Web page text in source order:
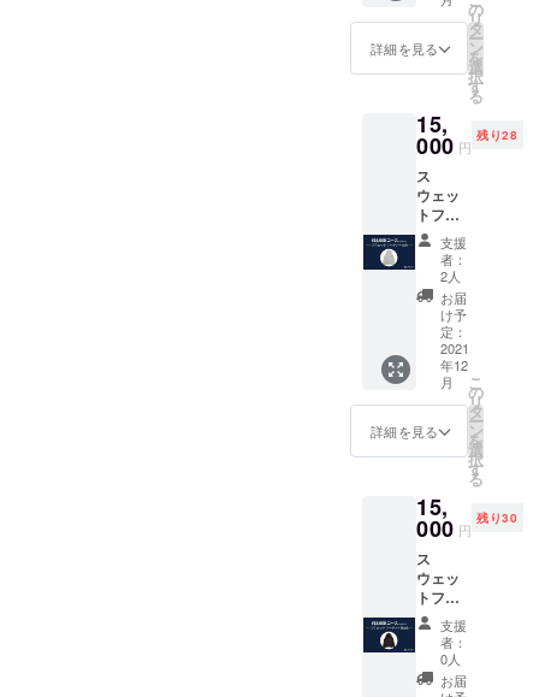
サイト
に支援
してい
支援
時、必
欄にご
希望の
お名前
をご記
入くだ
さい。
（※ニッ
クネー
ム可）
M, L, XL
サイズ
表をご
UEから
感謝の
セージ
付きの
ポスト
カード
●LOVL
UEオ
フィ
シャル
サイト
に支援
してい
ただい
た方の
名前 ※
欄にご
希望の
をご記
入くだ
さい。
（※ニッ
クネー
ム可）
く、
10°Cの
低温で
も暖か
す。 ✔︎
シュリ
ンクフ
リー
（縮ま
ない）
【素
材】
100%
コット
イズ】
S, M, L,
XL サイ
ズ表を
ご確認
くださ
感謝の
メッ
付きの
ポスト
カード
●LOVL
UEオ
フィ
シャル
詳細を見る
の
リ
タ
ー
ン
を
選
択
す
る
15,
000 円
残り28
ス
ウェッ
トフー
ディー
[Ash] ✔︎
ユニ
セック
ス ✔︎ 14
オンス
と非常
に重
く、
10°Cの
低温で
も暖か
す。 ✔︎
シュリ
ンクフ
リー
（縮ま
ない）
【素
材】
コット
ン98％ /
支援
者：
2人
お届
け予
定：
2021
年12
月
詳細を見る
こ
の
リ
タ
ー
ン
を
選
択
す
る
15,
000 円
残り30
ス
ウェッ
トフー
ディー
[Black]
✔︎ ユニ
セック
支援
者：
0人
お届